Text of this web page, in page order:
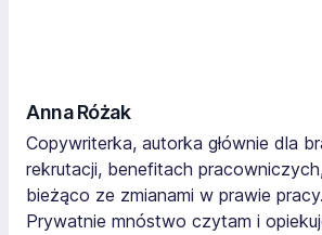
Anna Różak
Copywriterka, autorka głównie dla
rekrutacji, benefitach
bieżąco ze zmianami w prawie pracy.
Prywatnie mnóstwo czytam i